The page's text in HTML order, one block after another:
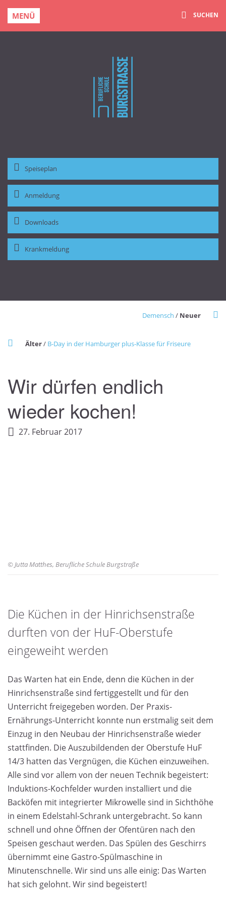
MENÜ SUCHEN
Speiseplan
Anmeldung
Downloads
Krankmeldung
Demensch / Neuer
Älter/ B-Day in der Hamburger plus-Klasse für Friseure
Wir dürfen endlich
wieder kochen!
27. Februar 2017
© Jutta Matthes, Berufliche Schule Burgstraße
Wir dürfen endlich wieder
kochen!
Die Küchen in der Hinrichsenstraße
durften von der HuF-Oberstufe
eingeweiht werden
Das Warten hat ein Ende, denn die Küchen in der
Hinrichsenstraße sind fertiggestellt und für den
Unterricht freigegeben worden. Der Praxis-
Ernährungs-Unterricht konnte nun erstmalig seit dem
Einzug in den Neubau der Hinrichsenstraße wieder
stattfinden. Die Auszubildenden der Oberstufe HuF
14/3 hatten das Vergnügen, die Küchen einzuweihen.
Alle sind vor allem von der neuen Technik begeistert:
Induktions-Kochfelder wurden installiert und die
Backöfen mit integrierter Mikrowelle sind in Sichthöhe
in einem Edelstahl-Schrank untergebracht. So kann
schnell und ohne Öffnen der Ofentüren nach den
Speisen geschaut werden. Das Spülen des Geschirrs
übernimmt eine Gastro-Spülmaschine in
Minutenschnelle. Wir sind uns alle einig: Das Warten
hat sich gelohnt. Wir sind begeistert!